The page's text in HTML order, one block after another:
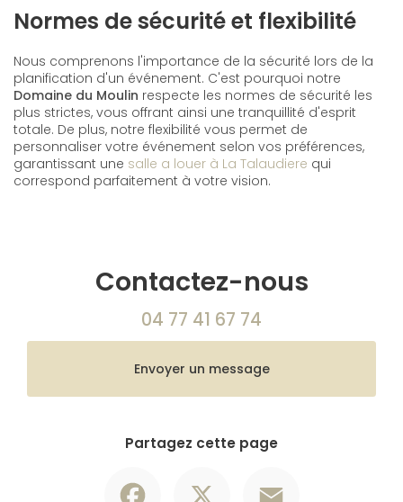
Normes de sécurité et flexibilité
Nous comprenons l'importance de la sécurité lors de la
planification d'un événement. C'est pourquoi notre
Domaine du Moulin respecte les normes de sécurité les
plus strictes, vous offrant ainsi une tranquillité d'esprit
totale. De plus, notre flexibilité vous permet de
personnaliser votre événement selon vos préférences,
garantissant une salle a louer à La Talaudiere qui
correspond parfaitement à votre vision.
Contactez-nous
04 77 41 67 74
Envoyer un message
Partagez cette page